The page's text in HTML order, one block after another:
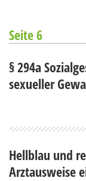
Seite 6
§ 294a
sexueller
Hellblau und
Arztausweise